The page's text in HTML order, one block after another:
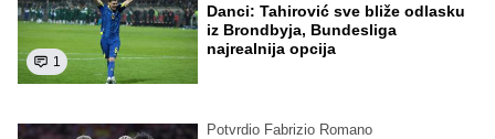
1
Danci: Tahirović sve bliže odlasku
iz Brondbyja, Bundesliga
najrealnija opcija
Potvrdio Fabrizio Romano